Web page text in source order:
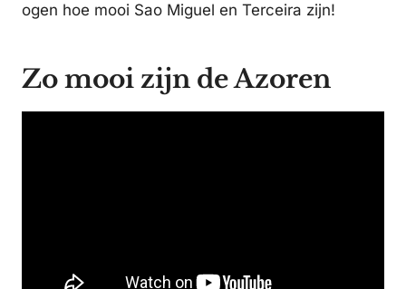
ogen hoe mooi Sao Miguel en Terceira zijn!
Zo mooi zijn de Azoren